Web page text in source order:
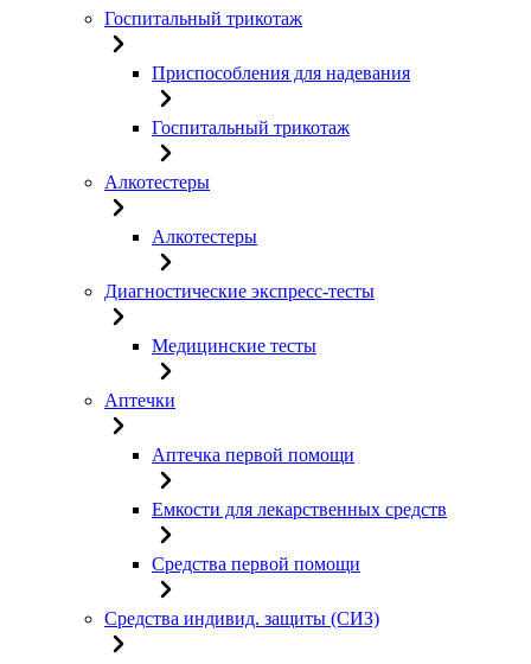
Госпитальный трикотаж
Приспособления для надевания
Госпитальный трикотаж
Алкотестеры
Алкотестеры
Диагностические экспресс-тесты
Медицинские тесты
Аптечки
Аптечка первой помощи
Емкости для лекарственных средств
Средства первой помощи
Средства индивид. защиты (СИЗ)